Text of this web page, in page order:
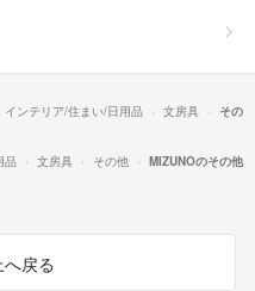
インテリア/住まい/日用品 文房具
その
品 文房具 その他 MIZUNOのその他
戻る